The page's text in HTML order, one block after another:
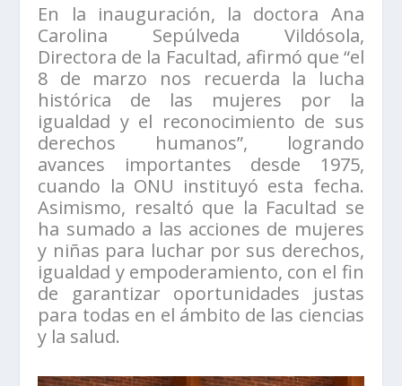
En la inauguración, la doctora Ana
Carolina Sepúlveda Vildósola,
Directora de la Facultad, afirmó que “el
8 de marzo nos recuerda la lucha
histórica de las mujeres por la
igualdad y el reconocimiento de sus
derechos humanos”, logrando
avances importantes desde 1975,
cuando la ONU instituyó esta fecha.
Asimismo, resaltó que la Facultad se
ha sumado a las acciones de mujeres
y niñas para luchar por sus derechos,
igualdad y empoderamiento, con el fin
de garantizar oportunidades justas
para todas en el ámbito de las ciencias
y la salud.